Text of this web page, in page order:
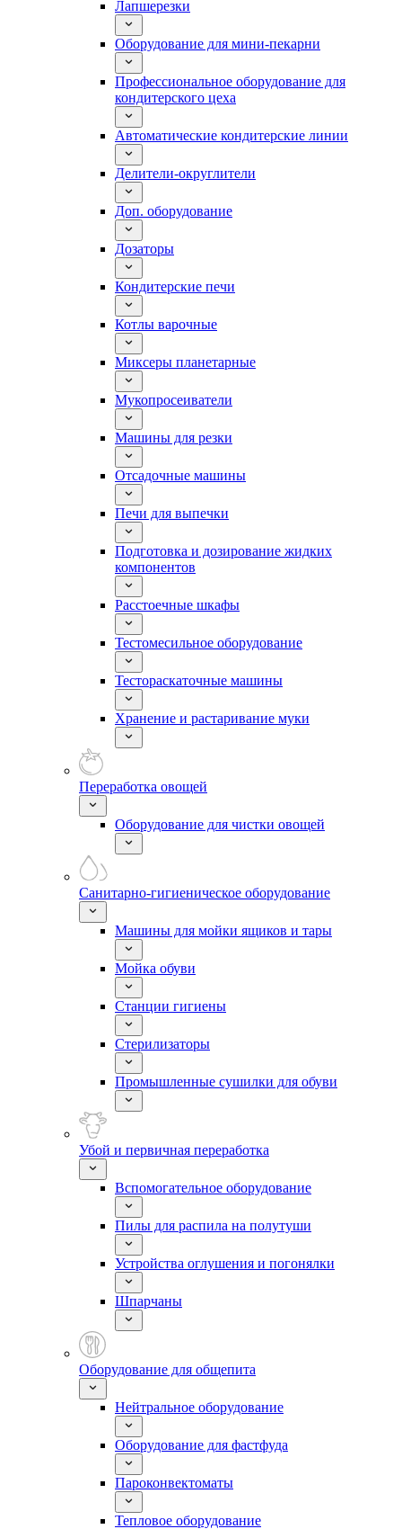
Лапшерезки
Оборудование для мини-пекарни
Профессиональное оборудование для
кондитерского цеха
Автоматические кондитерские линии
Делители-округлители
Доп. оборудование
Дозаторы
Кондитерские печи
Котлы варочные
Миксеры планетарные
Мукопросеиватели
Машины для резки
Отсадочные машины
Печи для выпечки
Подготовка и дозирование жидких
компонентов
Расстоечные шкафы
Тестомесильное оборудование
Тестораскаточные машины
Хранение и растаривание муки
Переработка овощей
Оборудование для чистки овощей
Санитарно-гигиеническое оборудование
Машины для мойки ящиков и тары
Мойка обуви
Станции гигиены
Стерилизаторы
Промышленные сушилки для обуви
Убой и первичная переработка
Вспомогательное оборудование
Пилы для распила на полутуши
Устройства оглушения и погонялки
Шпарчаны
Оборудование для общепита
Нейтральное оборудование
Оборудование для фастфуда
Пароконвектоматы
Тепловое оборудование